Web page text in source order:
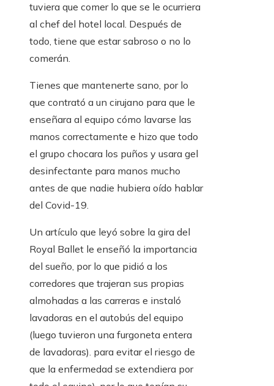
tuviera que comer lo que se le ocurriera
al chef del hotel local. Después de
todo, tiene que estar sabroso o no lo
comerán.
Tienes que mantenerte sano, por lo
que contrató a un cirujano para que le
enseñara al equipo cómo lavarse las
manos correctamente e hizo que todo
el grupo chocara los puños y usara gel
desinfectante para manos mucho
antes de que nadie hubiera oído hablar
del Covid-19.
Un artículo que leyó sobre la gira del
Royal Ballet le enseñó la importancia
del sueño, por lo que pidió a los
corredores que trajeran sus propias
almohadas a las carreras e instaló
lavadoras en el autobús del equipo
(luego tuvieron una furgoneta entera
de lavadoras). para evitar el riesgo de
que la enfermedad se extendiera por